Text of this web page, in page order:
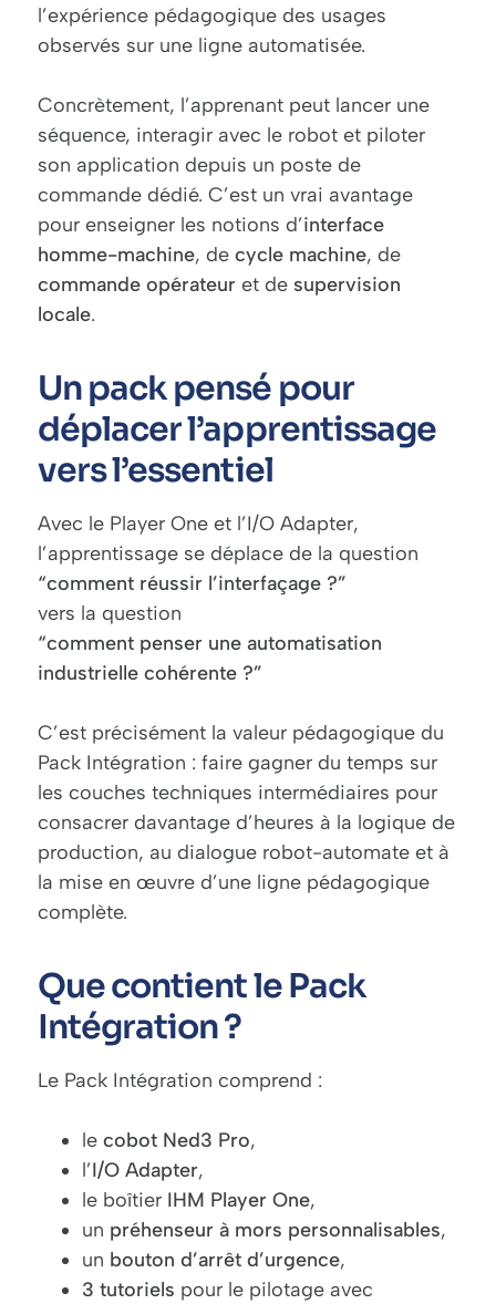
l’expérience pédagogique des usages
observés sur une ligne automatisée.
Concrètement, l’apprenant peut lancer une
séquence, interagir avec le robot et piloter
son application depuis un poste de
commande dédié. C’est un vrai avantage
pour enseigner les notions d’interface
homme-machine, de cycle machine, de
commande opérateur et de supervision
locale.
Un pack pensé pour
déplacer l’apprentissage
vers l’essentiel
Avec le Player One et l’I/O Adapter,
l’apprentissage se déplace de la question
“comment réussir l’interfaçage ?”
vers la question
“comment penser une automatisation
industrielle cohérente ?”
C’est précisément la valeur pédagogique du
Pack Intégration : faire gagner du temps sur
les couches techniques intermédiaires pour
consacrer davantage d’heures à la logique de
production, au dialogue robot-automate et à
la mise en œuvre d’une ligne pédagogique
complète.
Que contient le Pack
Intégration ?
Le Pack Intégration comprend :
le cobot Ned3 Pro,
l’I/O Adapter,
le boîtier IHM Player One,
un préhenseur à mors personnalisables,
un bouton d’arrêt d’urgence,
3 tutoriels pour le pilotage avec